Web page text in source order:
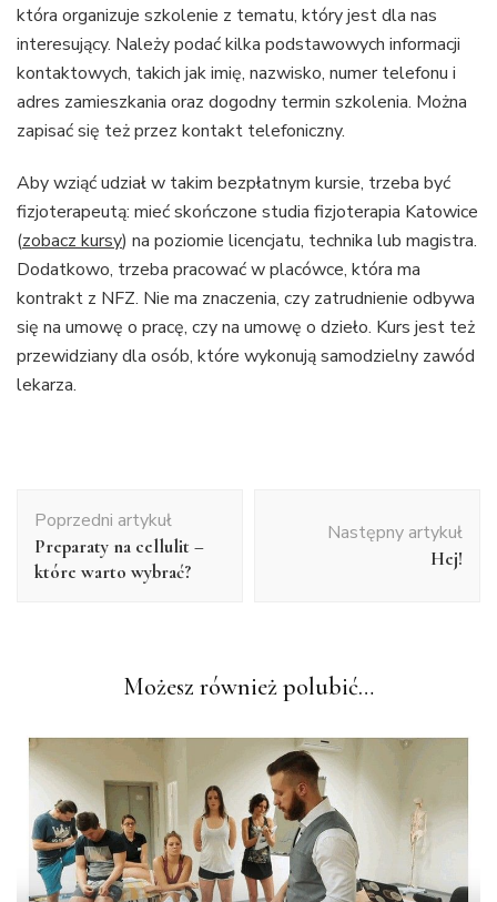
która organizuje szkolenie z tematu, który jest dla nas
interesujący. Należy podać kilka podstawowych informacji
kontaktowych, takich jak imię, nazwisko, numer telefonu i
adres zamieszkania oraz dogodny termin szkolenia. Można
zapisać się też przez kontakt telefoniczny.
Aby wziąć udział w takim bezpłatnym kursie, trzeba być
fizjoterapeutą: mieć skończone studia fizjoterapia Katowice
(zobacz kursy) na poziomie licencjatu, technika lub magistra.
Dodatkowo, trzeba pracować w placówce, która ma
kontrakt z NFZ. Nie ma znaczenia, czy zatrudnienie odbywa
się na umowę o pracę, czy na umowę o dzieło. Kurs jest też
przewidziany dla osób, które wykonują samodzielny zawód
lekarza.
wpisu
Poprzedni artykuł
Preparaty na cellulit –
które warto wybrać?
Następny artykuł
Hej!
Możesz również polubić…